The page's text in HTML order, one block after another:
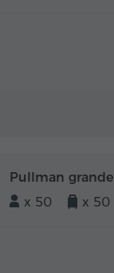
Pullman grande
x 50
x 50